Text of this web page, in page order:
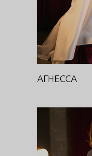
АГНЕССА